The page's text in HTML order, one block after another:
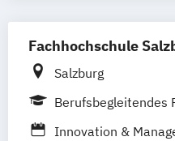
Fachhochschule
Salzburg
Berufsbegleitendes
Innovation &